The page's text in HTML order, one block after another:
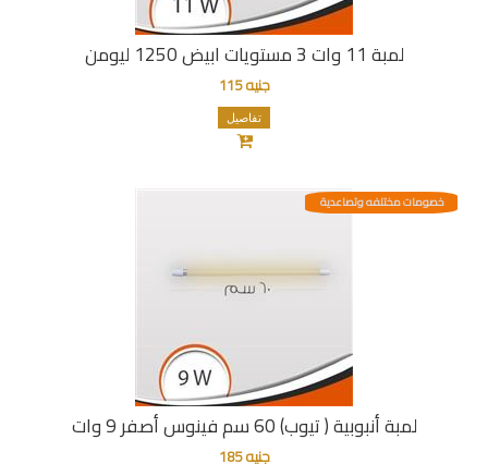
لمبة 11 وات 3 مستويات ابيض 1250 ليومن
جنيه 115
تفاصيل
لمبة أنبوبية ( تيوب) 60 سم فينوس أصفر 9 وات
خصومات مختلفه وتصاعدية
جنيه 185